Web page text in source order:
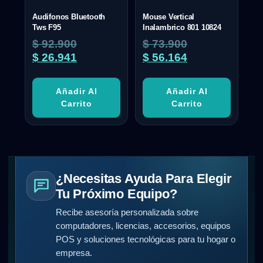
Audifonos Bluetooth
Tws F95
$92.900
$ 26.941
Añadir Al
Carrito
Mouse Vertical
Inalambrico 801 10824
$73.900
$ 56.164
Añadir Al
Carrito
¿Necesitas Ayuda Para Elegir
Tu Próximo Equipo?
Recibe asesoría personalizada sobre
computadores, licencias, accesorios, equipos
POS y soluciones tecnológicas para tu hogar o
empresa.